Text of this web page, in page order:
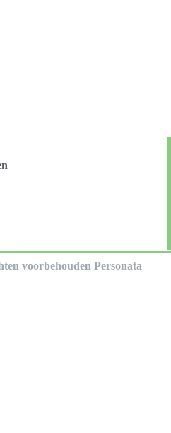
voorbehouden Personata